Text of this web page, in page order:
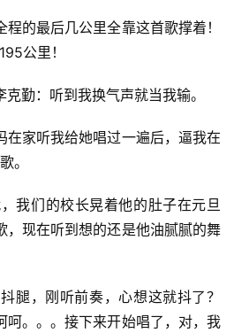
的最后几公里全靠这首歌撑着！
公里！
勤：听到我换气声就当我输。
在家听我给她唱过一遍后，逼我在
。
我们的校长晃着他的肚子在元旦
，现在听到想的还是他油腻腻的舞
腿，刚听前奏，心想这就抖了？
呵。。。接下来开始唱了，对，我